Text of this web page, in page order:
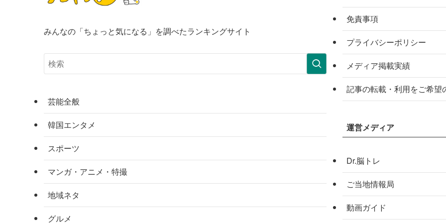
みんなの「ちょっと気になる」を調べたランキングサイト
芸能全般
韓国エンタメ
スポーツ
マンガ・アニメ・特撮
地域ネタ
グルメ
免責事項
プライバシーポリシー
メディア掲載実績
記事の転載・利用をご希望
運営メディア
Dr.脳トレ
ご当地情報局
動画ガイド